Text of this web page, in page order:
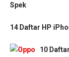
Spek
14 Daftar HP
10